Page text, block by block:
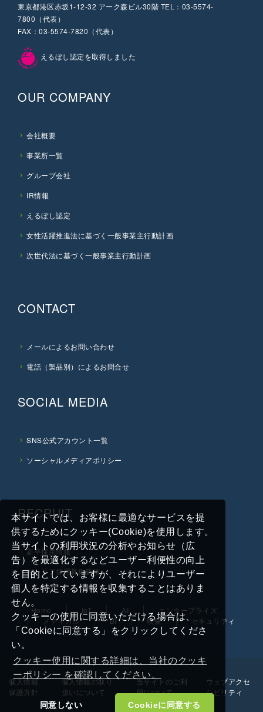
本サイトでは、お客様に最適なサービスを提
供するためにクッキー(Cookie)を使用します。
当サイトの利用状況の分析やお知らせ（広
告）を最適化するなどユーザー利便性の向上
を目的としていますが、それによりユーザー
個人を特定する情報を収集することはありま
せん。
クッキーの使用に同意いただける場合は、
「Cookieに同意する」をクリックしてくださ
い。
クッキー使用に関する詳細は、当社のクッキ
ーポリシー を確認してください。
同意しない Cookieに同意する
東京都港区赤坂1-12-32 アーク森ビル30階 TEL：03-5574-
7800（代表）
FAX：03-5574-7820（代表）
えるぼし認定を取得しました
OUR COMPANY
会社概要
事業所一覧
グループ会社
IR情報
えるぼし認定
女性活躍推進法に基づく一般事業主行動計画
次世代法に基づく一般事業主行動計画
CONTACT
メールによるお問い合わせ
電話（製品別）によるお問合せ
SOCIAL MEDIA
SNS公式アカウント一覧
ソーシャルメディアポリシー
RECRUIT
新卒採用情報
キャリア採用募集要項
Home IoT AI
エンタープライズ
メディカル
BI 映像 セキュリティ
個人情報
保護方針
個人情報の取り
扱いについて
当サイトのご利
用について
ウェブアクセ
シビリティ